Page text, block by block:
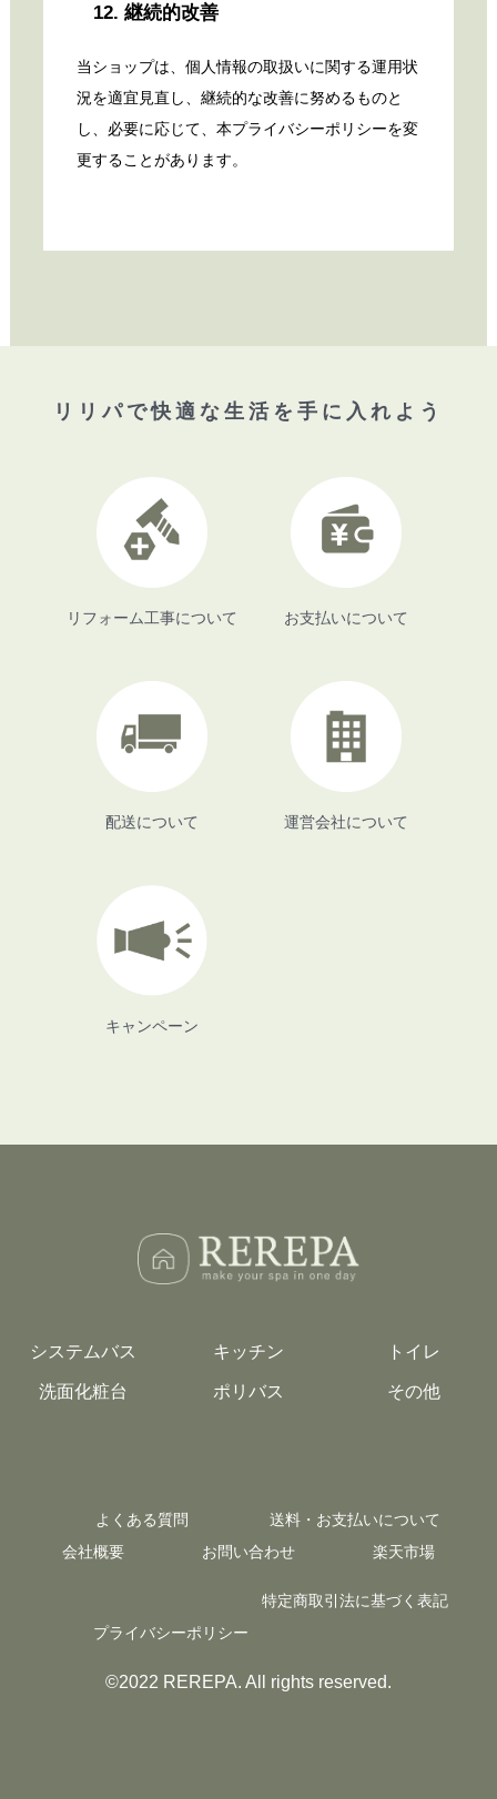
12. 継続的改善
当ショップは、個人情報の取扱いに関する運用状
況を適宜見直し、継続的な改善に努めるものと
し、必要に応じて、本プライバシーポリシーを変
更することがあります。
リリパで快適な生活を手に入れよう
リフォーム工事について お支払いについて
配送について 運営会社について
キャンペーン
システムバス キッチン トイレ
洗面化粧台 ポリバス その他
よくある質問
送料・お支払いについて
会社概要
お問い合わせ 楽天市場
特定商取引法に基づく表記
プライバシーポリシー
©2022 REREPA. All rights reserved.